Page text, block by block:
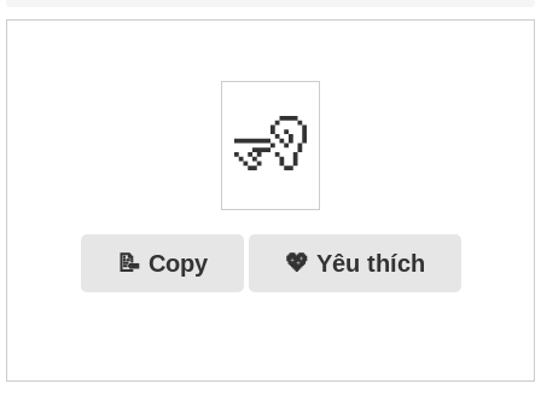
🧏‍
📝 Copy 💖 Yêu thích